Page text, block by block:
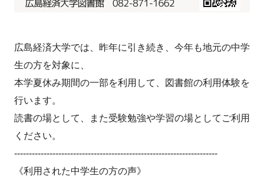
広島経済大学では、昨年に引き続き、今年も地元の中学
生の方を対象に、
本学夏休み期間の一部を利用して、図書館の利用体験を
行います。
読書の場として、また受験勉強や学習の場としてご利用
ください。
---------------------------------------------------------------------
《利用された中学生の方の声》